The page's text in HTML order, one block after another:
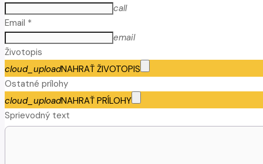
call
Email *
email
Životopis
cloud_uploadNAHRAŤ ŽIVOTOPIS
Ostatné prílohy
cloud_uploadNAHRAŤ PRÍLOHY
Sprievodný text